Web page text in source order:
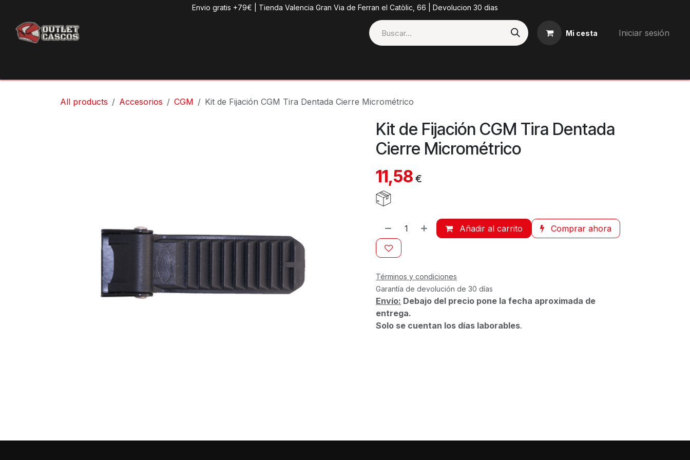
Envio gratis +79€ | Tienda Valencia Gran Via de Ferran el Catòlic, 66 | Devolucion 30 dias
Mi cesta Iniciar sesión
All products Accesorios CGM Kit de Fijación CGM Tira Dentada Cierre Micrométrico
Kit de Fijación CGM Tira Dentada
Cierre Micrométrico
11,58 €
Añadir al carrito Comprar ahora
Términos y condiciones
Garantía de devolución de 30 días
Envío: Debajo del precio pone la fecha aproximada de
entrega.
Solo se cuentan los días laborables.